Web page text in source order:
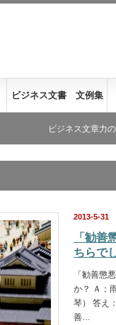
ビジネス文書 文例集
ビジネス文章力の新刊が発売
2013-5-31
「勧善
ちらで
「勧善懲
か？ Ａ：
琴） 答え
善…